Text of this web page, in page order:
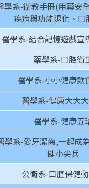
學系-衛教手冊(用藥安
疾病與功能退化、口
醫學系-結合記憶遊戲宣
藥學系-口腔衛
醫學系-小小健康飲
醫學系-健康大大
醫學系-健康五
學系-愛牙潔齒,一起成
健小尖兵
公衛系-口腔保健